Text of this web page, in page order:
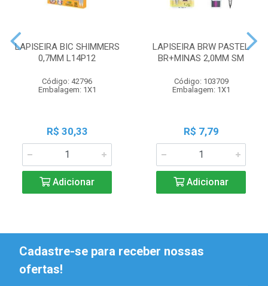
LAPISEIRA BIC SHIMMERS
0,7MM L14P12
Código: 42796
Embalagem: 1X1
R$ 30,33
Adicionar
LAPISEIRA BRW PASTEL
BR+MINAS 2,0MM SM
Código: 103709
Embalagem: 1X1
R$ 7,79
Adicionar
Cadastre-se para receber nossas
ofertas!